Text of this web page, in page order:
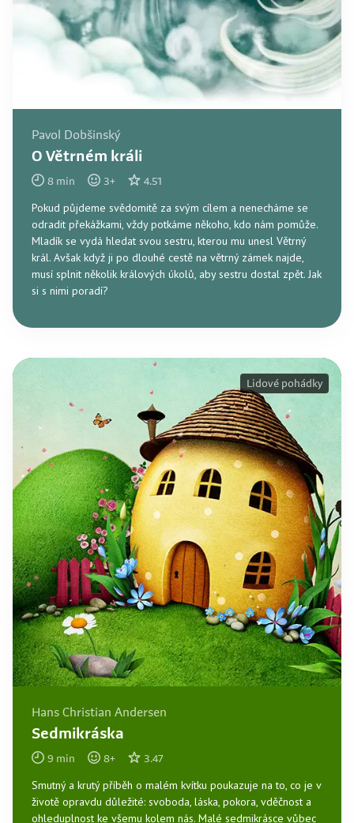
Pavol Dobšinský
O Větrném králi
8 min 3+ 4.51
Pokud půjdeme svědomitě za svým cílem a nenecháme se
odradit překážkami, vždy potkáme někoho, kdo nám pomůže.
Mladík se vydá hledat svou sestru, kterou mu unesl Větrný
král. Avšak když ji po dlouhé cestě na větrný zámek najde,
musí splnit několik králových úkolů, aby sestru dostal zpět. Jak
si s nimi poradí?
Hans Christian Andersen
Sedmikráska
9 min 8+ 3.47
Smutný a krutý příběh o malém kvítku poukazuje na to, co je v
životě opravdu důležité: svoboda, láska, pokora, vděčnost a
ohleduplnost ke všemu kolem nás. Malé sedmikrásce vůbec
Lidové pohádky